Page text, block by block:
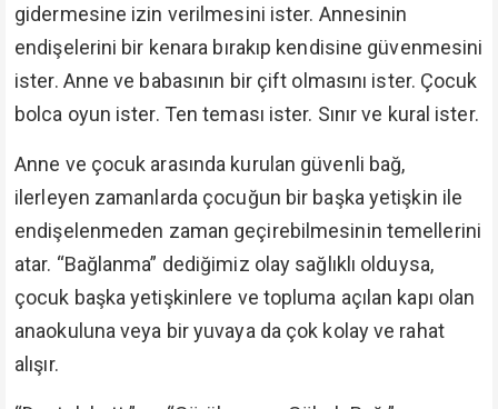
gidermesine izin verilmesini ister. Annesinin
endişelerini bir kenara bırakıp kendisine güvenmesini
ister. Anne ve babasının bir çift olmasını ister. Çocuk
bolca oyun ister. Ten teması ister. Sınır ve kural ister.
Anne ve çocuk arasında kurulan güvenli bağ,
ilerleyen zamanlarda çocuğun bir başka yetişkin ile
endişelenmeden zaman geçirebilmesinin temellerini
atar. “Bağlanma” dediğimiz olay sağlıklı olduysa,
çocuk başka yetişkinlere ve topluma açılan kapı olan
anaokuluna veya bir yuvaya da çok kolay ve rahat
alışır.